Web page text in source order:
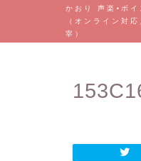
かおり 声楽•ボイ
（オンライン対
宰）